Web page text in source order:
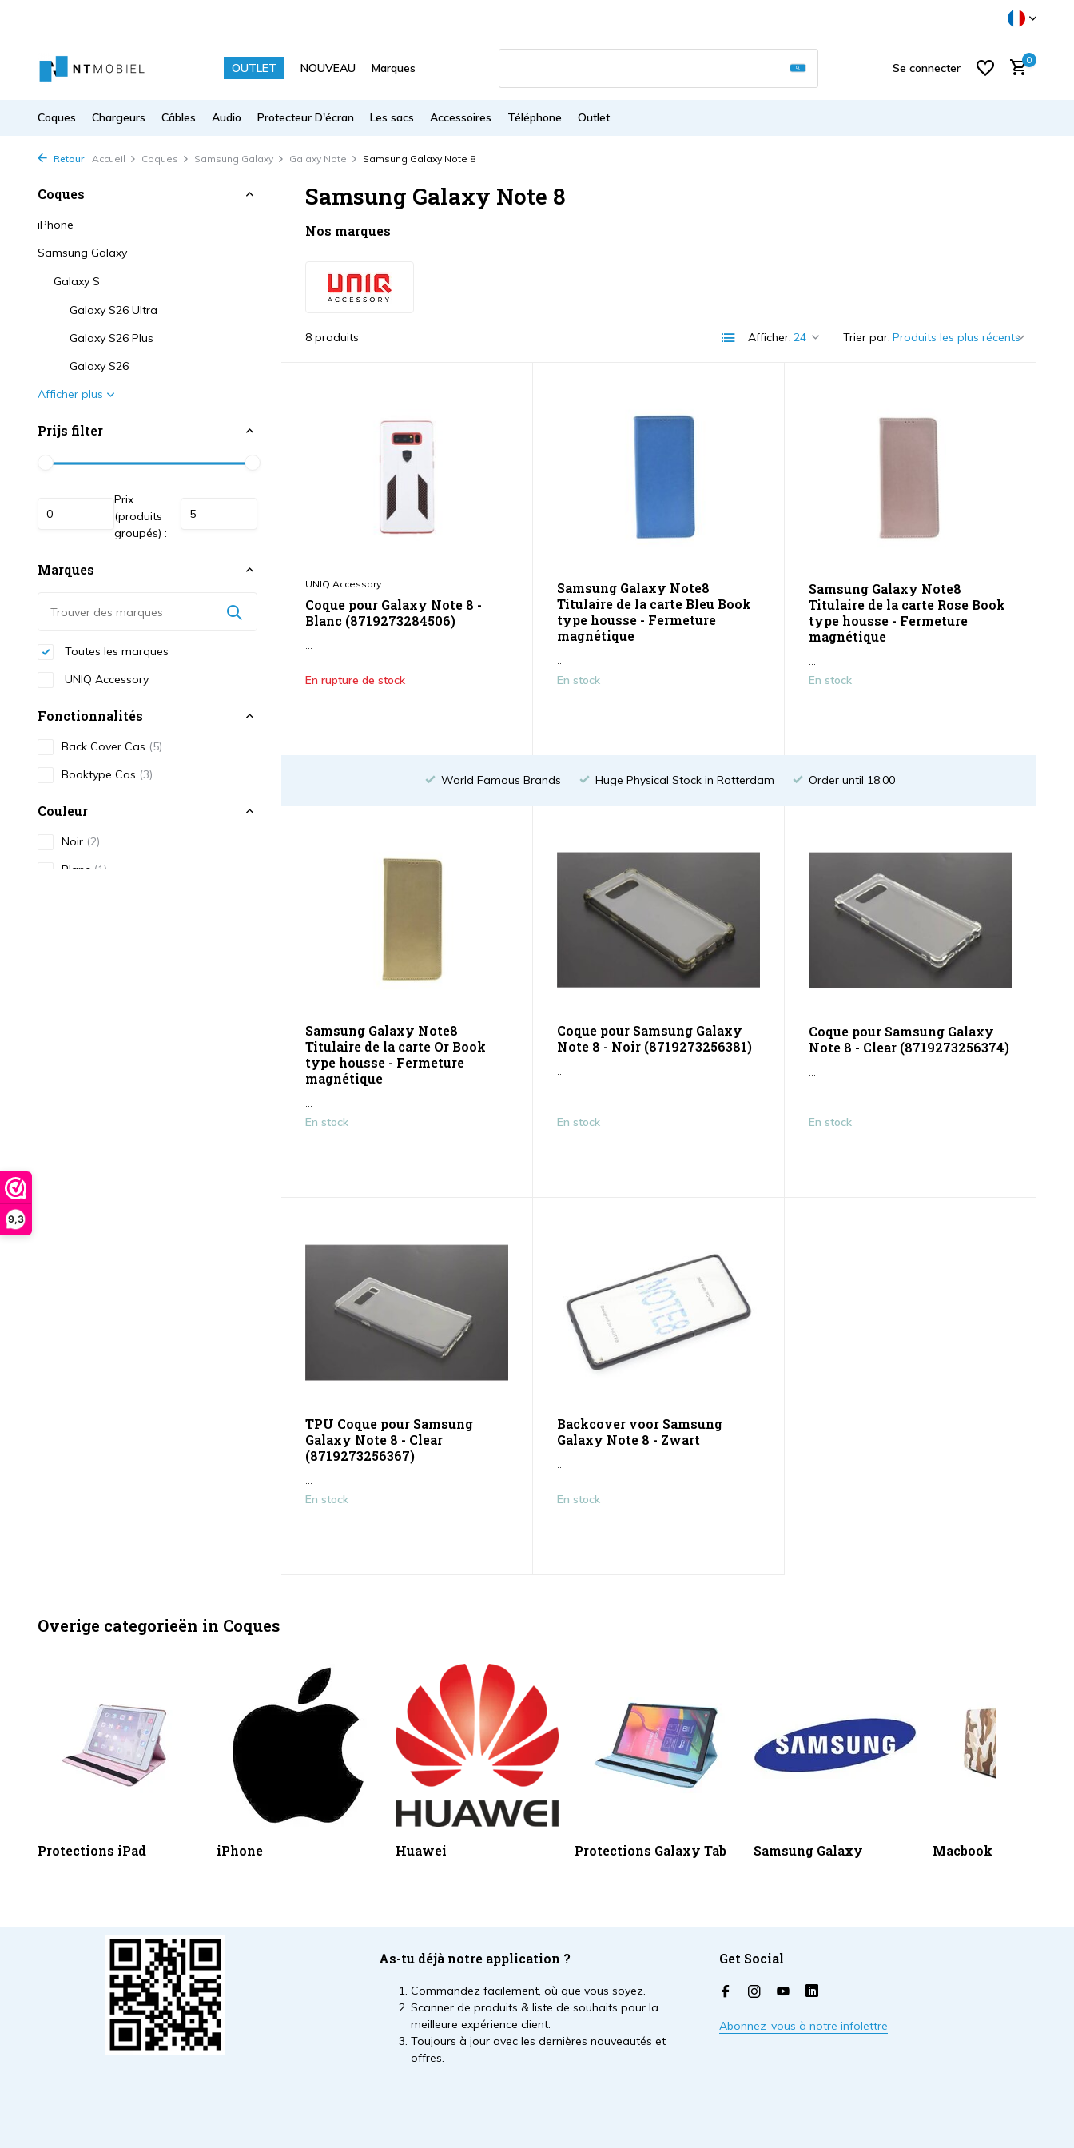
9,3
OUTLET NOUVEAU Marques
Utilisez les flèches haut et bas pour
Se connecter
0
Coques Chargeurs Câbles Audio Protecteur D'écran Les sacs Accessoires Téléphone Outlet
Retour Accueil Coques Samsung Galaxy Galaxy Note Samsung Galaxy Note 8
Coques
iPhone
Samsung Galaxy
Galaxy S
Galaxy S26 Ultra
Galaxy S26 Plus
Galaxy S26
Afficher plus
Prijs filter
Prix
(produits
groupés) :
Marques
Toutes les marques
UNIQ Accessory
Fonctionnalités
Back Cover Cas (5)
Booktype Cas (3)
Couleur
Noir (2)
Blanc (1)
Samsung Galaxy Note 8
Nos marques
8 produits Afficher: Trier par:
UNIQ Accessory
Coque pour Galaxy Note 8 -
Blanc (8719273284506)
...
En rupture de stock
Samsung Galaxy Note8
Titulaire de la carte Bleu Book
type housse - Fermeture
magnétique
...
En stock
Samsung Galaxy Note8
Titulaire de la carte Rose Book
type housse - Fermeture
magnétique
...
En stock
World Famous Brands Huge Physical Stock in Rotterdam Order until 18:00
Samsung Galaxy Note8
Titulaire de la carte Or Book
type housse - Fermeture
magnétique
...
En stock
Coque pour Samsung Galaxy
Note 8 - Noir (8719273256381)
...
En stock
Coque pour Samsung Galaxy
Note 8 - Clear (8719273256374)
...
En stock
TPU Coque pour Samsung
Galaxy Note 8 - Clear
(8719273256367)
En stock
Backcover voor Samsung
Galaxy Note 8 - Zwart
En stock
Overige categorieën in Coques
Protections iPad iPhone Huawei Protections Galaxy Tab Samsung Galaxy Macbook
As-tu déjà notre application ?
Commandez facilement, où que vous soyez.
Scanner de produits & liste de souhaits pour la
meilleure expérience client.
Toujours à jour avec les dernières nouveautés et
offres.
Get Social
Abonnez-vous à notre infolettre